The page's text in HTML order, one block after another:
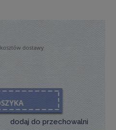
kosztów dostawy
dodaj do przechowalni